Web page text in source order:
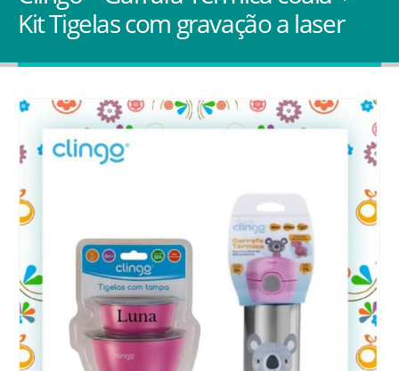
Kit Tigelas com gravação a laser